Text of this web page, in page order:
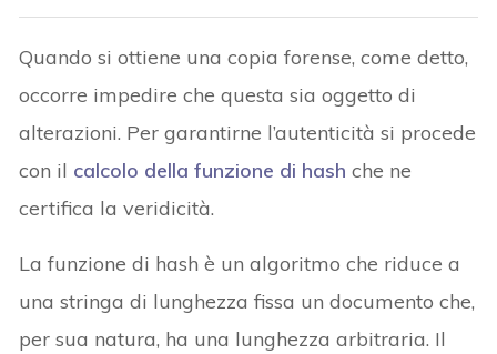
Quando si ottiene una copia forense, come detto,
occorre impedire che questa sia oggetto di
alterazioni. Per garantirne l’autenticità si procede
con il calcolo della funzione di hash che ne
certifica la veridicità.
La funzione di hash è un algoritmo che riduce a
una stringa di lunghezza fissa un documento che,
per sua natura, ha una lunghezza arbitraria. Il